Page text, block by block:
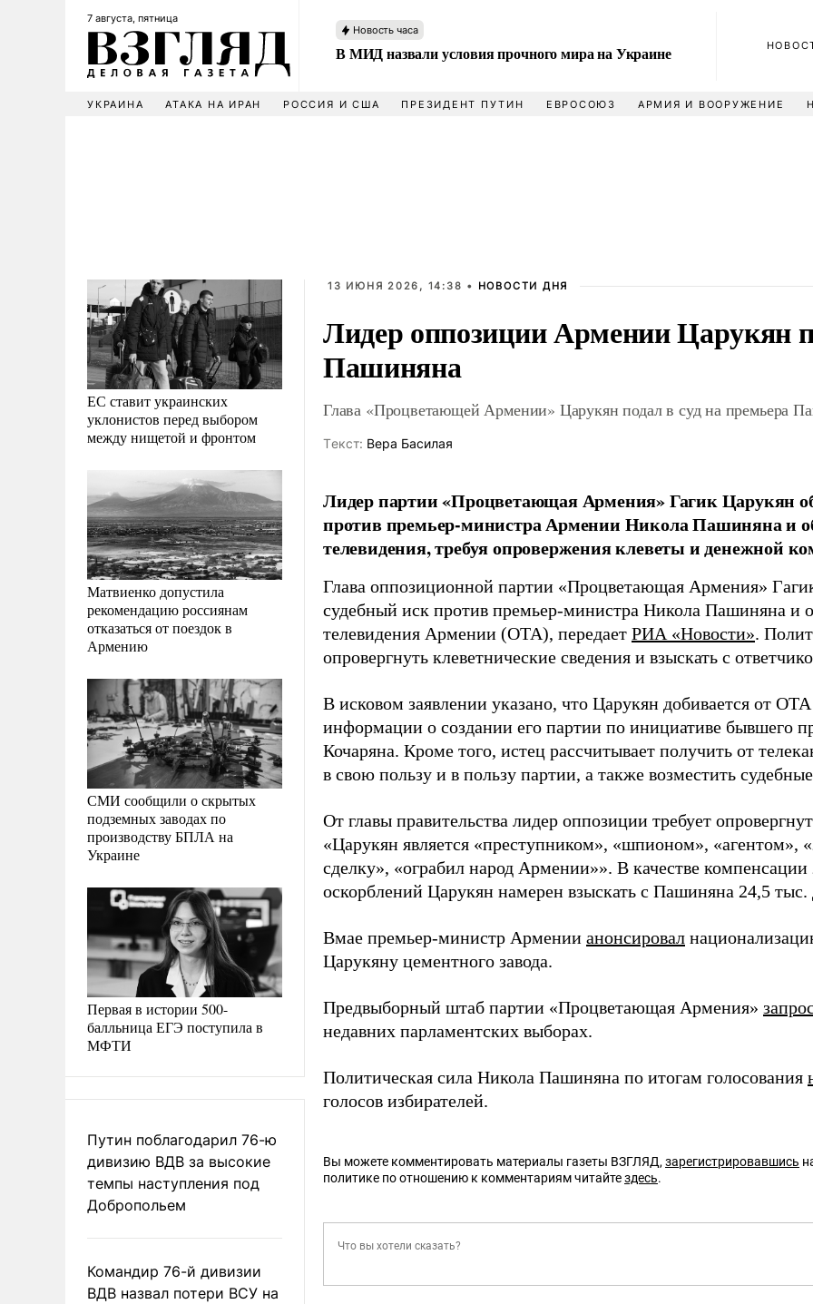
7 августа, пятница
Новость часа
В МИД назвали условия прочного мира на Украине
УКРАИНА АТАКА НА ИРАН РОССИЯ И США ПРЕЗИДЕНТ ПУТИН ЕВРОСОЮЗ АРМИЯ И ВООРУЖЕНИЕ
ЕС ставит украинских
уклонистов перед выбором
между нищетой и фронтом
Матвиенко допустила
рекомендацию россиянам
отказаться от поездок в
Армению
СМИ сообщили о скрытых
подземных заводах по
производству БПЛА на
Украине
Первая в истории 500-
балльница ЕГЭ поступила в
МФТИ
Путин поблагодарил 76-ю
дивизию ВДВ за высокие
темпы наступления под
Добропольем
Командир 76-й дивизии
ВДВ назвал потери ВСУ на
13 ИЮНЯ 2026, 14:38 • НОВОСТИ ДНЯ
Лидер оппозиции Армении Царукян
Пашиняна
Глава «Процветающей Армении» Царукян подал в суд на премьера
Tекст: Вера Басилая
Лидер партии «Процветающая Армения» Гагик Царукян
против премьер-министра Армении Никола Пашиняна и
телевидения, требуя опровержения клеветы и денежной
Глава оппозиционной партии «Процветающая Армения»
судебный иск против премьер-министра Никола Пашиняна и
телевидения Армении (ОТА), передает РИА «Новости».
опровергнуть клеветнические сведения и взыскать с
В исковом заявлении указано, что Царукян добивается от
информации о создании его партии по инициативе бывшего
Кочаряна. Кроме того, истец рассчитывает получить от
в свою пользу и в пользу партии, а также возместить
От главы правительства лидер оппозиции требует
«Царукян является «преступником», «шпионом», «агентом»,
сделку», «ограбил народ Армении»». В качестве
оскорблений Царукян намерен взыскать с Пашиняна 24,5 тыс.
Вмае премьер-министр Армении анонсировал
Царукяну цементного завода.
Предвыборный штаб партии «Процветающая Армения»
недавних парламентских выборах.
Политическая сила Никола Пашиняна по итогам голосования
голосов избирателей.
Вы можете комментировать материалы газеты ВЗГЛЯД, зарегистрировавшись
политике по отношению к комментариям читайтездесь.